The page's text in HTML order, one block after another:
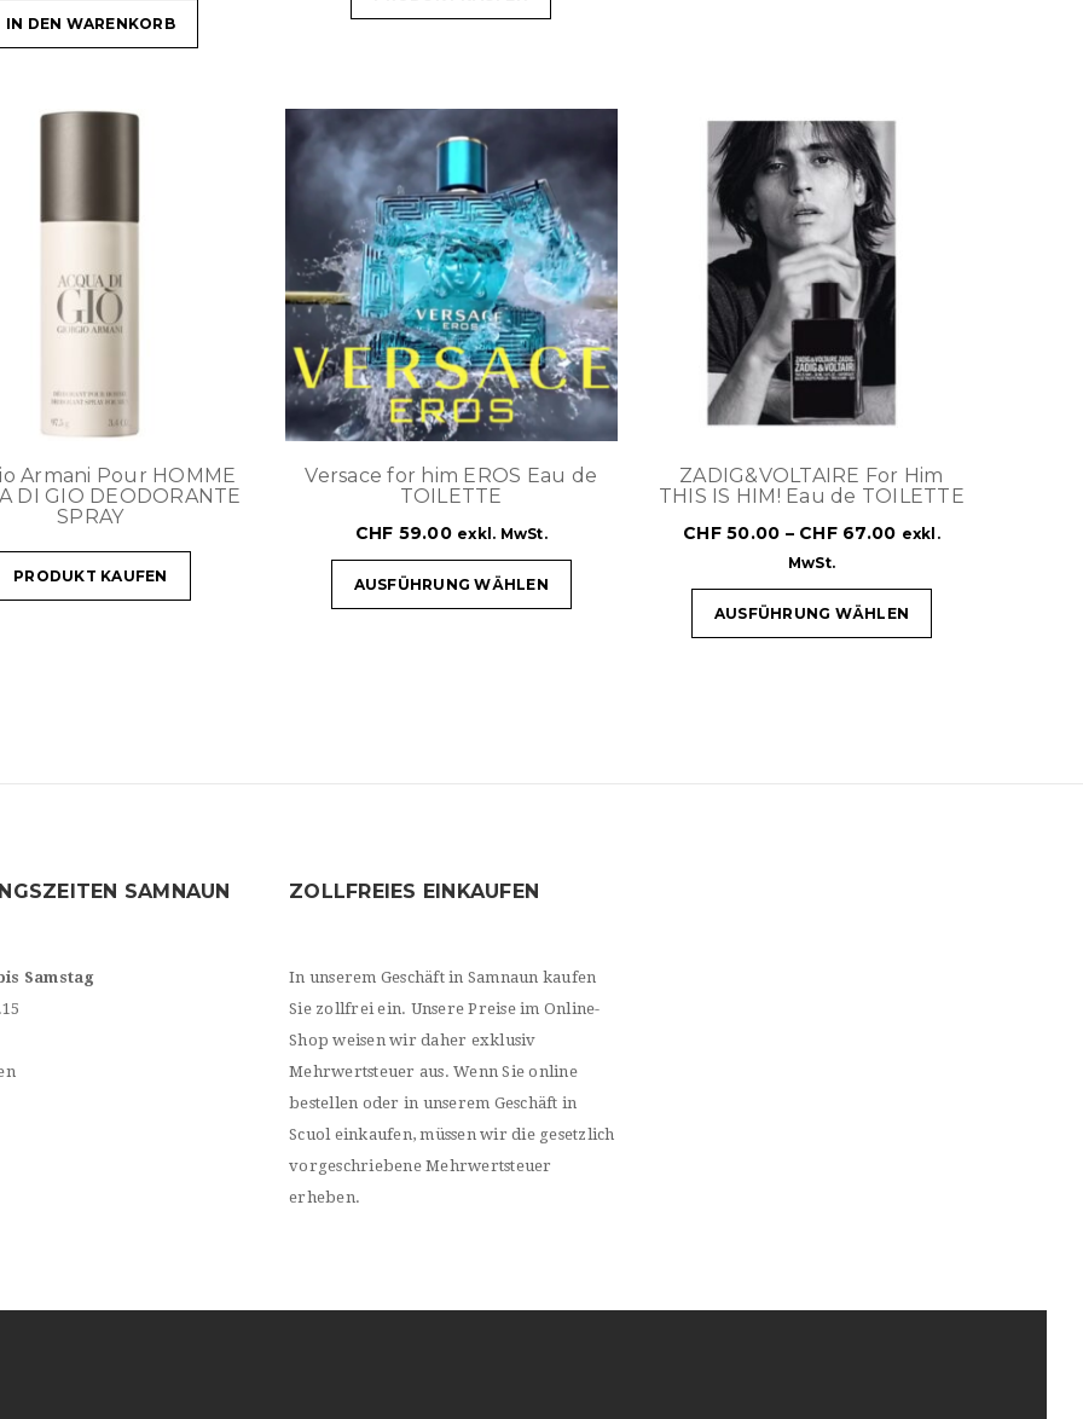
IN DEN WARENKORB
Armani Pour HOMME
DI GIO DEODORANTE
SPRAY
PRODUKT KAUFEN
Versace for him EROS Eau de
TOILETTE
CHF 59.00 exkl. MwSt.
AUSFÜHRUNG WÄHLEN
ZADIG&VOLTAIRE For Him
THIS IS HIM! Eau de TOILETTE
CHF50.00 – CHF67.00 exkl.
MwSt.
AUSFÜHRUNG WÄHLEN
SAMNAUN
Samstag
ZOLLFREIES EINKAUFEN
In unserem Geschäft in Samnaun kaufen
Sie zollfrei ein. Unsere Preise im Online-
Shop weisen wir daher exklusiv
Mehrwertsteuer aus. Wenn Sie online
bestellen oder in unserem Geschäft in
Scuol einkaufen, müssen wir die gesetzlich
vorgeschriebene Mehrwertsteuer
erheben.